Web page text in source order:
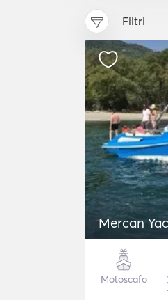
Filtri
Mercan
Motoscafo